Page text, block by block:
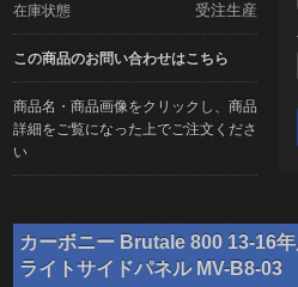
在庫状態 受注生産
この商品のお問い合わせはこちら
商品名・商品画像をクリックし、商品
詳細をご覧になった上でご注文くださ
い
カーボニー Brutale 800 13-16
ライトサイドパネル MV-B8-03